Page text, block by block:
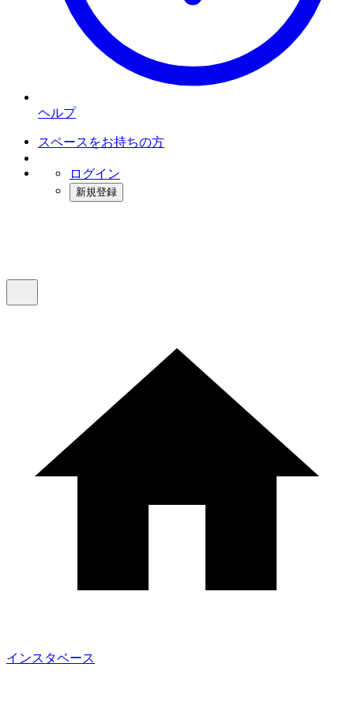
ヘルプ
スペースをお持ちの方
ログイン
新規登録
インスタベース